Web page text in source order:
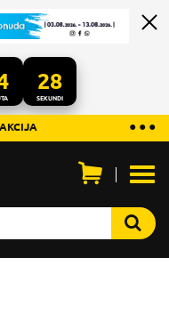
28
SEKUNDI
...
● ● ●